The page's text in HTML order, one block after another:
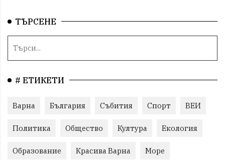
ТЪРСЕНЕ
# ЕТИКЕТИ
Варна България Събития Спорт ВЕИ
Политика Общество Култура Екология
Образование Красива Варна Море